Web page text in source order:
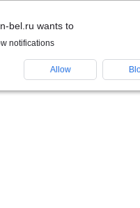
bel.ru wants to
notifications
Allow